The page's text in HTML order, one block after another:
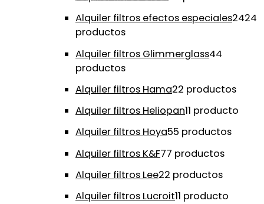
Alquiler filtros efectos especiales2424
productos
Alquiler filtros Glimmerglass44
productos
Alquiler filtros Hama22 productos
Alquiler filtros Heliopan11 producto
Alquiler filtros Hoya55 productos
Alquiler filtros K&F77 productos
Alquiler filtros Lee22 productos
Alquiler filtros Lucroit11 producto